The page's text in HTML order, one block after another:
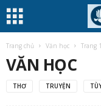
Trang chủ Văn học Trang
VĂN HỌC
THƠ TRUYỆN